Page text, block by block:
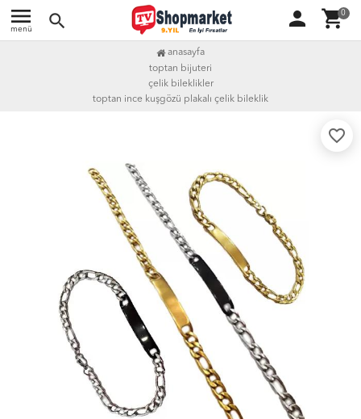
menu
menü search person shopping_cart0
anasayfa
toptan bijuteri
çelik bileklikler
toptan i̇nce kuşgözü plakalı çelik bileklik
favorite_border